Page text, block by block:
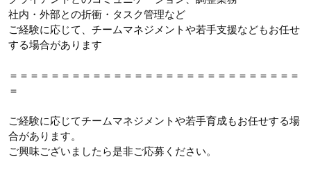
社内・外部との折衝・タスク管理など
ご経験に応じて、チームマネジメントや若手支援などもお任せ
する場合があります
＝＝＝＝＝＝＝＝＝＝＝＝＝＝＝＝＝＝＝＝＝＝＝＝＝＝＝＝
＝
ご経験に応じてチームマネジメントや若手育成もお任せする場
合があります。
ご興味ございましたら是非ご応募ください。